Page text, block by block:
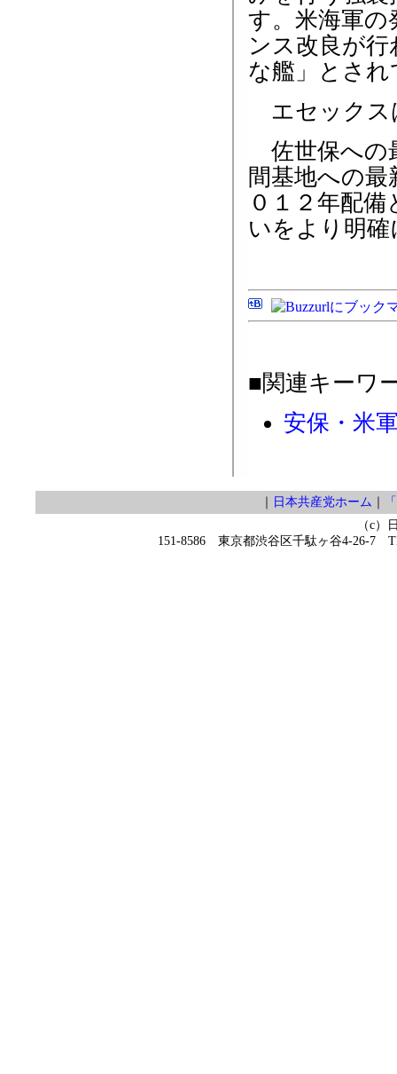
す。米海軍の
ンス改良が
な艦」とさ
エセックス
佐世保への
間基地への
０１２年配
いをより明
■関連キーワ
安保・米
日本共産党ホーム
（c）
151-8586 東京都渋谷区千駄ヶ谷4-26-7